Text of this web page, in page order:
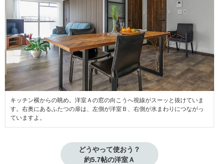
キッチン横からの眺め。洋室Ａの窓の向こうへ視線がスーッと抜けていま
す。右奥にあるふたつの扉は、左側が洋室Ｂ、右側が水まわりにつながっ
ていますよ。
どうやって使おう？
約5.7帖の洋室Ａ